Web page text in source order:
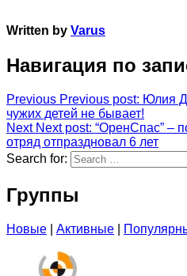
Written by Varus
Навигация по
Previous Previous post: Юлия
чужих детей не бывает!
Next Next post: “ОренСпас” –
отряд отпраздновал 6 лет
Search for:
Группы
Новые Активные